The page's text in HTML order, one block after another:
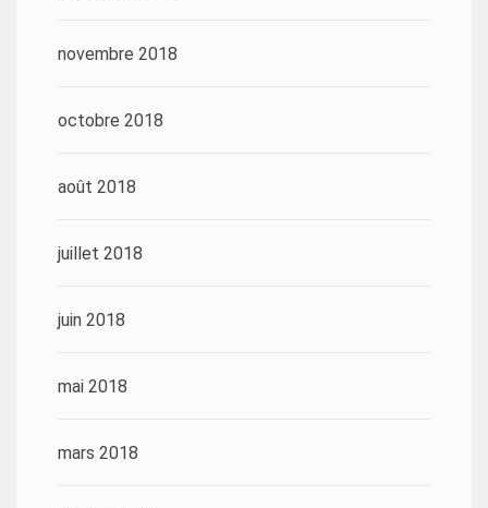
novembre 2018
octobre 2018
août 2018
juillet 2018
juin 2018
mai 2018
mars 2018